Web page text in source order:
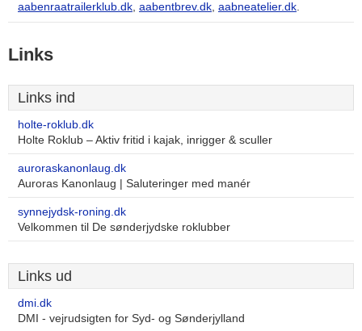
aabenraatrailerklub.dk, aabentbrev.dk, aabneatelier.dk.
Links
Links ind
holte-roklub.dk
Holte Roklub – Aktiv fritid i kajak, inrigger & sculler
auroraskanonlaug.dk
Auroras Kanonlaug | Saluteringer med manér
synnejydsk-roning.dk
Velkommen til De sønderjydske roklubber
Links ud
dmi.dk
DMI - vejrudsigten for Syd- og Sønderjylland